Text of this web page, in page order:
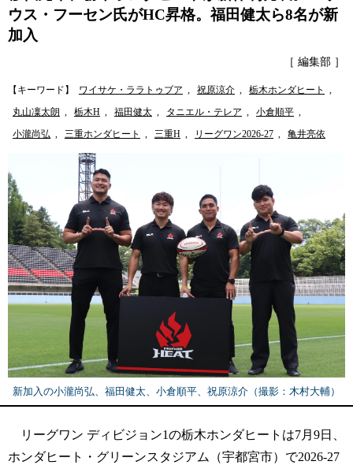
ウス・フーセン氏がHC昇格。福田健太ら8名が新
加入
［ 編集部 ］
【キーワード】 ワイサケ・ララトゥブア , 祝原涼介 , 栃木ホンダヒート
,
丸山凜太朗 , 栃木H , 福田健太 , タニエル・テレア , 小倉順平 ,
小瀧尚弘 , 三重ホンダヒート , 三重H , リーグワン2026-27 , 亀井亮依
新加入の小瀧尚弘、福田健太、小倉順平、祝原涼介（撮影：木村大輔）
リーグワン ディビジョン1の栃木ホンダヒートは7月9日、
ホンダヒート・グリーンスタジアム（宇都宮市）で2026-27